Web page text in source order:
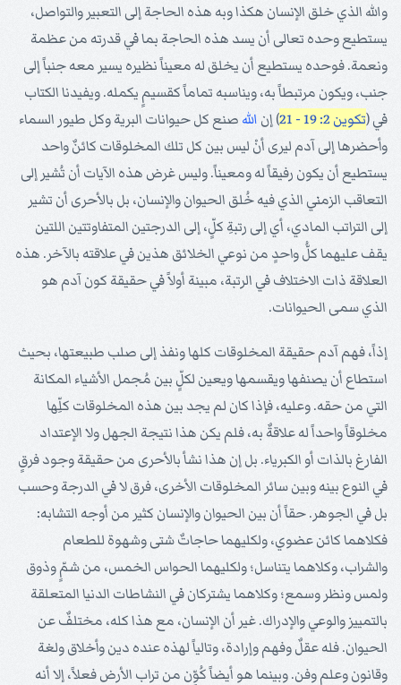
والله الذي خلق الإنسان هكذا وبه هذه الحاجة إلى التعبير والتواصل،
يستطيع وحده تعالى أن يسد هذه الحاجة بما في قدرته من عظمة
ونعمة. فوحده يستطيع أن يخلق له معيناً نظيره يسير معه جنباً إلى
جنب، ويكون مرتبطاً به، ويناسبه تماماً كقسيمٍ يكمله. ويفيدنا الكتاب
في (تكوين 2: 19 - 21 ) إن الله صنع كل حيوانات البرية وكل طيور السماء
وأحضرها إلى آدم ليرى أنْ ليس بين كل تلك المخلوقات كائنٌ واحد
يستطيع أن يكون رفيقاً له ومعيناً. وليس غرض هذه الآيات أن تُشير إلى
التعاقب الزمني الذي فيه خُلق الحيوان والإنسان، بل بالأحرى أن تشير
إلى التراتب المادي، أي إلى رتبةِ كلٍّ، إلى الدرجتين المتفاوتتين اللتين
يقف عليهما كلُّ واحدٍ من نوعي الخلائق هذين في علاقته بالآخر. هذه
العلاقة ذات الاختلاف في الرتبة، مبينة أولاً في حقيقة كون آدم هو
الذي سمى الحيوانات.
إذاً، فهم آدم حقيقة المخلوقات كلها ونفذ إلى صلب طبيعتها، بحيث
استطاع أن يصنفها ويقسمها ويعين لكلٍّ بين مُجمل الأشياء المكانة
التي من حقه. وعليه، فإذا كان لم يجد بين هذه المخلوقات كلِّها
مخلوقاً واحداً له علاقةٌ به، فلم يكن هذا نتيجة الجهل ولا الإعتداد
الفارغ بالذات أو الكبرياء. بل إن هذا نشأ بالأحرى من حقيقة وجود فرقٍ
في النوع بينه وبين سائر المخلوقات الأخرى، فرق لا في الدرجة وحسب
بل في الجوهر. حقاً أن بين الحيوان والإنسان كثير من أوجه التشابه:
فكلاهما كائن عضوي، ولكليهما حاجاتٌ شتى وشهوة للطعام
والشراب، وكلاهما يتناسل؛ ولكليهما الحواس الخمس، من شمٍّ وذوق
ولمس ونظر وسمع؛ وكلاهما يشتركان في النشاطات الدنيا المتعلقة
بالتمييز والوعي والإدراك. غير أن الإنسان، مع هذا كله، مختلفٌ عن
الحيوان. فله عقلٌ وفهم وإرادة، وتالياً لهذه عنده دين وأخلاق ولغة
وقانون وعلم وفن. وبينما هو أيضاً كُوِّن من تراب الأرض فعلاً، إلا أنه